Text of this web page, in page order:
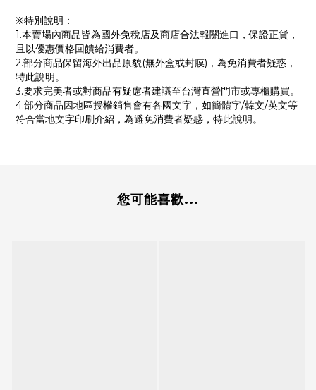
※特別說明：
1.本賣場內商品皆為國外免稅店及商店合法報關進口，保證正貨，
且以優惠價格回饋給消費者。
2.部分商品保留海外出品原貌(無外盒或封膜)，為免消費者疑惑，
特此說明。
3.要求完美者或對商品有疑慮者建議至台灣直營門市或專櫃購買。
4.部分商品因地區授權銷售會有各國文字，如簡體字/韓文/英文等
符合當地文字印刷介紹，為避免消費者疑惑，特此說明。
您可能喜歡...